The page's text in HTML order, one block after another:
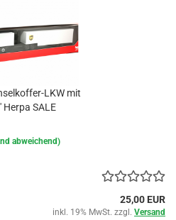
LKW mit
SALE
abweichend)
25,00 EUR
inkl. 19% MwSt. zzgl. Versand